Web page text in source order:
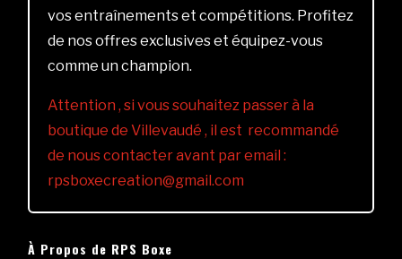
vos entraînements et compétitions. Profitez
de nos offres exclusives et équipez-vous
comme un champion.
Attention , si vous souhaitez passer à la
boutique de Villevaudé , il est recommandé
de nous contacter avant par email :
rpsboxecreation@gmail.com
À Propos de RPS Boxe